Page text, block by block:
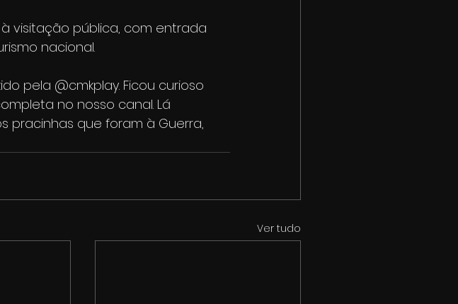
visitação pública, com entrada
nacional.
pela @cmkplay. Ficou curioso
no nosso canal. Lá
pracinhas que foram à Guerra,
Ver tudo